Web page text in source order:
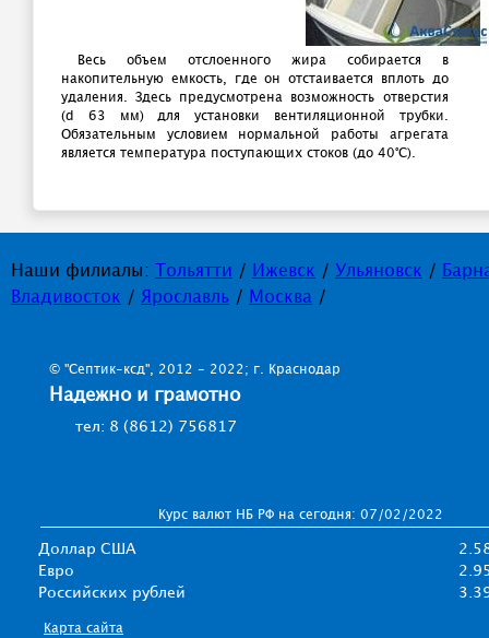
Весь объем отслоенного жира собирается в
накопительную емкость, где он отстаивается вплоть до
удаления. Здесь предусмотрена возможность отверстия
(d 63 мм) для установки вентиляционной трубки.
Обязательным условием нормальной работы агрегата
является температура поступающих стоков (до 40°С).
Наши филиалы: Тольятти / Ижевск / Ульяновск /
Владивосток / Ярославль / Москва /
© "Септик-ксд", 2012 - 2022; г. Краснодар
Надежно и грамотно
тел: 8 (8612) 756817
Курс валют НБ РФ на сегодня: 07/02/2022
Доллар США
Евро
Российских рублей
Карта сайта